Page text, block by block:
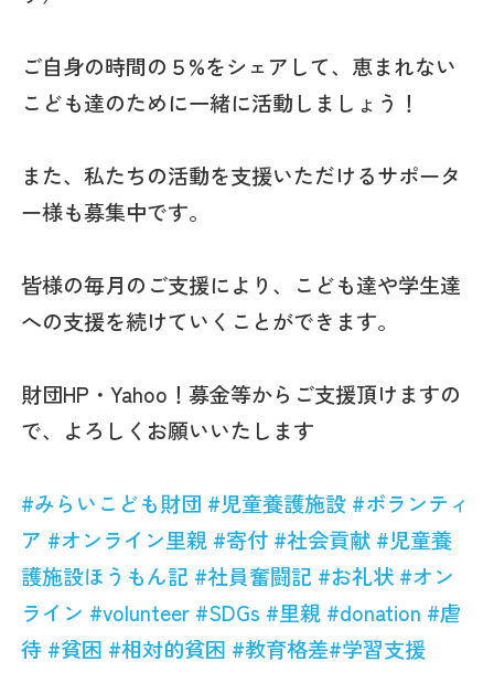
ご自身の時間の５%をシェアして、恵まれない
こども達のために一緒に活動しましょう！
また、私たちの活動を支援いただけるサポータ
ー様も募集中です。
皆様の毎月のご支援により、こども達や学生達
への支援を続けていくことができます。
財団HP・Yahoo！募金等からご支援頂けますの
で、よろしくお願いいたします‍‍
#みらいこども財団 #児童養護施設 #ボランティ
ア #オンライン里親 #寄付 #社会貢献 #児童養
護施設ほうもん記 #社員奮闘記 #お礼状 #オン
ライン #volunteer #SDGs #里親 #donation #虐
待 #貧困 #相対的貧困 #教育格差#学習支援